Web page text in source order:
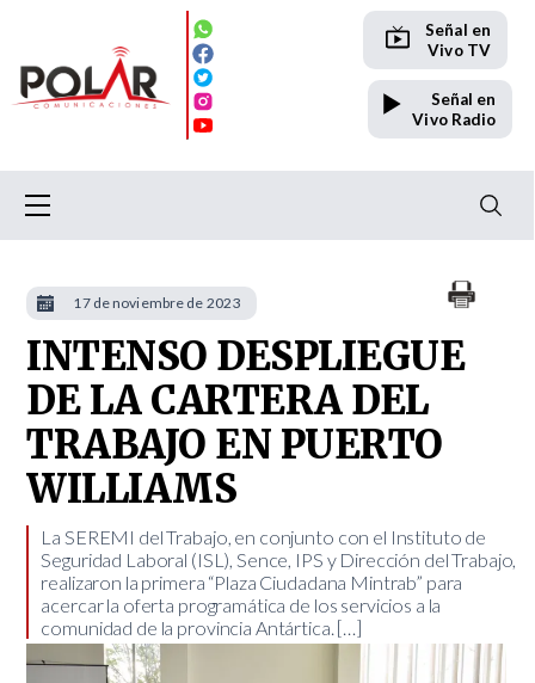
Señal en
Vivo TV
Señal en
Vivo Radio
INTENSO DESPLIEGUE
DE LA CARTERA DEL
TRABAJO EN PUERTO
WILLIAMS
La SEREMI del Trabajo, en conjunto con el Instituto de
Seguridad Laboral (ISL), Sence, IPS y Dirección del Trabajo,
realizaron la primera “Plaza Ciudadana Mintrab” para
acercar la oferta programática de los servicios a la
comunidad de la provincia Antártica. […]
17 de noviembre de 2023